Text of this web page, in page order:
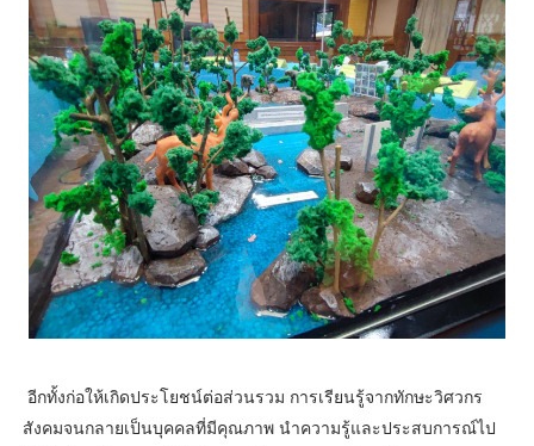
อีกทั้งก่อให้เกิดประโยชน์ต่อส่วนรวม การเรียนรู้จากทักษะวิศวกร
สังคมจนกลายเป็นบุคคลที่มีคุณภาพ นำความรู้และประสบการณ์ไป